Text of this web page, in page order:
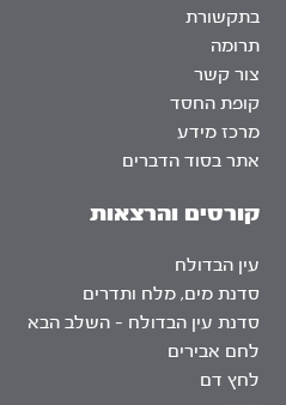
בתקשורת
תרומה
צור קשר
קופת החסד
מרכז מידע
אתר בסוד הדברים
קורסים והרצאות
עין הבדולח
סדנת מים, מלח ותדרים
סדנת עין הבדולח – השלב הבא
לחם אבירים
לחץ דם